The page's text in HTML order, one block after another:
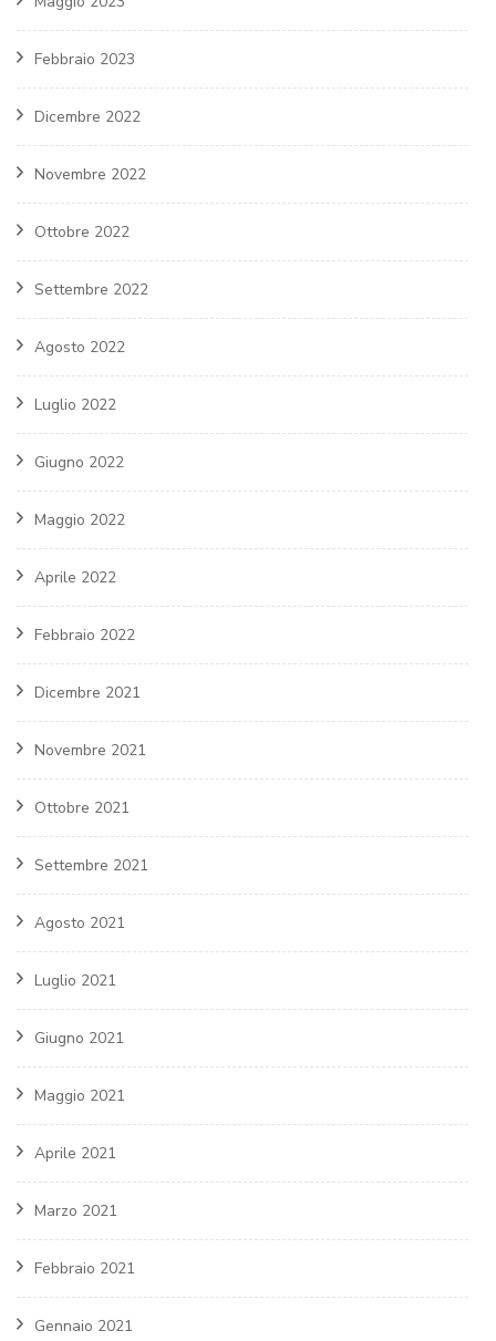
Febbraio 2023
Dicembre 2022
Novembre 2022
Ottobre 2022
Settembre 2022
Agosto 2022
Luglio 2022
Giugno 2022
Maggio 2022
Aprile 2022
Febbraio 2022
Dicembre 2021
Novembre 2021
Ottobre 2021
Settembre 2021
Agosto 2021
Luglio 2021
Giugno 2021
Maggio 2021
Aprile 2021
Marzo 2021
Febbraio 2021
Gennaio 2021